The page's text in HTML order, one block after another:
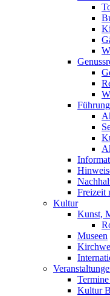
Freizeit
Kultur
Kunst,
Museen
Kultur